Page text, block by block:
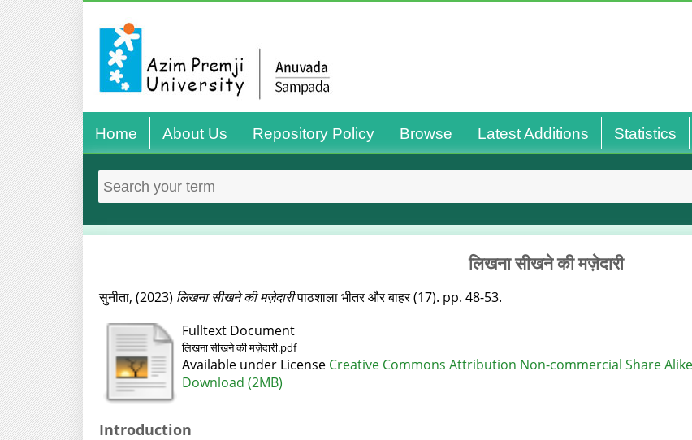
Home About Us Repository Policy Browse Latest Additions Statistics
लिखना सीखने की मज़ेदारी
सुनीता, (2023) लिखना सीखने की मज़ेदारीपाठशाला भीतर और बाहर (17). pp. 48-53.
Fulltext Document
लिखना सीखने की मज़ेदारी.pdf
Available under License Creative Commons Attribution Non-commercial Share Alike
Download (2MB)
Introduction